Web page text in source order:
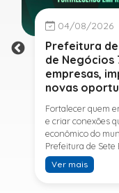
04/08/2026
Prefeitura
de
empresas,
novas
Fortalecer quem
e criar conexões
econômico do
Prefeitura de
Municipal de
promove na
Ver mais